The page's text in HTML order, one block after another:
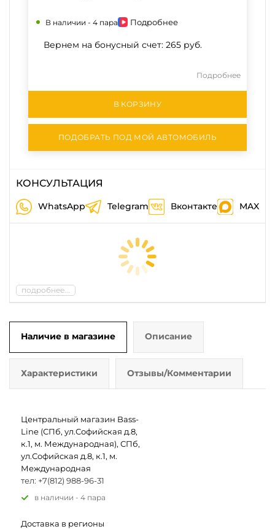
В наличии - 4 пара Подробнее
Вернем на бонусный счет: 265 руб.
Подробнее
В КОРЗИНУ
ПОДОБРАТЬ ПОД МОЙ АВТОМОБИЛЬ
КОНСУЛЬТАЦИЯ
WhatsApp Telegram Вконтакте MAX
подробнее...
Наличие в магазине Описание
Характеристики Отзывы/Комментарии
Центральный магазин Bass-
Line (СПб, ул.Софийская д.8,
к.1, м. Международная), СПб,
ул.Софийская д.8, к.1, м.
Международная
тел: +7(812) 988-96-31
В наличии - 4 пара
Доставка в регионы